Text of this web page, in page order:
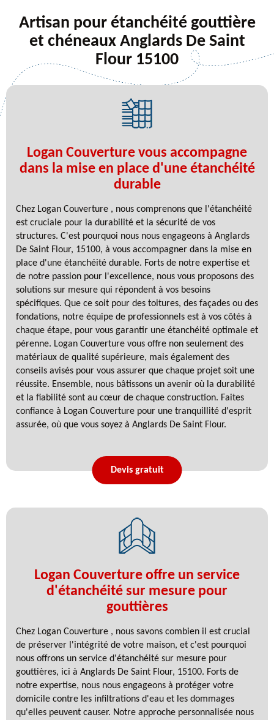
Artisan pour étanchéité gouttière
et chéneaux Anglards De Saint
Flour 15100
Logan Couverture vous accompagne
dans la mise en place d'une étanchéité
durable
Chez Logan Couverture , nous comprenons que l'étanchéité
est cruciale pour la durabilité et la sécurité de vos
structures. C'est pourquoi nous nous engageons à Anglards
De Saint Flour, 15100, à vous accompagner dans la mise en
place d'une étanchéité durable. Forts de notre expertise et
de notre passion pour l'excellence, nous vous proposons des
solutions sur mesure qui répondent à vos besoins
spécifiques. Que ce soit pour des toitures, des façades ou des
fondations, notre équipe de professionnels est à vos côtés à
chaque étape, pour vous garantir une étanchéité optimale et
pérenne. Logan Couverture vous offre non seulement des
matériaux de qualité supérieure, mais également des
conseils avisés pour vous assurer que chaque projet soit une
réussite. Ensemble, nous bâtissons un avenir où la durabilité
et la fiabilité sont au cœur de chaque construction. Faites
confiance à Logan Couverture pour une tranquillité d'esprit
assurée, où que vous soyez à Anglards De Saint Flour.
Devis gratuit
Logan Couverture offre un service
d'étanchéité sur mesure pour
gouttières
Chez Logan Couverture , nous savons combien il est crucial
de préserver l'intégrité de votre maison, et c'est pourquoi
nous offrons un service d'étanchéité sur mesure pour
gouttières, ici à Anglards De Saint Flour, 15100. Forts de
notre expertise, nous nous engageons à protéger votre
domicile contre les infiltrations d'eau et les dommages
qu'elles peuvent causer. Notre approche personnalisée nous